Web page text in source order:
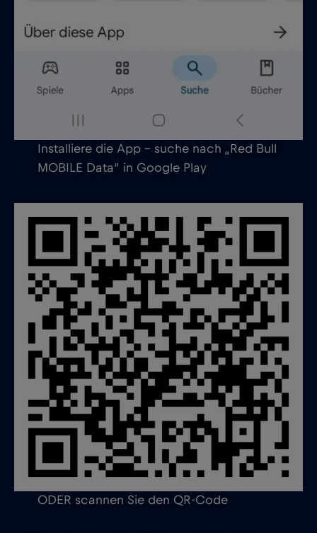
Installiere die App – suche nach „Red Bull
MOBILE Data“ in Google Play
ODER scannen Sie den QR-Code